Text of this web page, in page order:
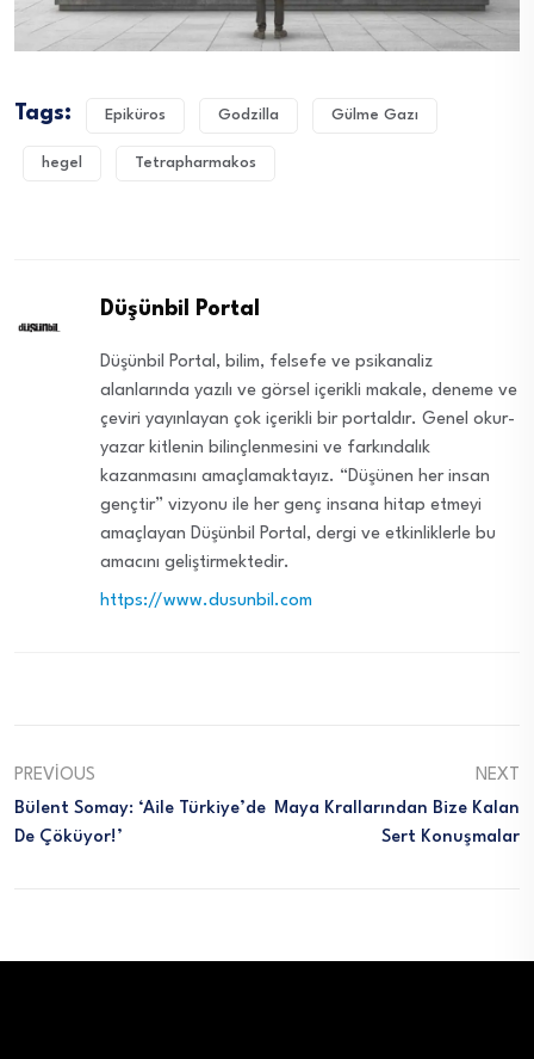
Tags: Epiküros Godzilla Gülme Gazı
hegel Tetrapharmakos
Düşünbil Portal
Düşünbil Portal, bilim, felsefe ve psikanaliz
alanlarında yazılı ve görsel içerikli makale, deneme ve
çeviri yayınlayan çok içerikli bir portaldır. Genel okur-
yazar kitlenin bilinçlenmesini ve farkındalık
kazanmasını amaçlamaktayız. “Düşünen her insan
gençtir” vizyonu ile her genç insana hitap etmeyi
amaçlayan Düşünbil Portal, dergi ve etkinliklerle bu
amacını geliştirmektedir.
https://www.dusunbil.com
PREVIOUS
Bülent Somay: ‘Aile Türkiye’de
De Çöküyor!’
NEXT
Maya Krallarından Bize Kalan
Sert Konuşmalar